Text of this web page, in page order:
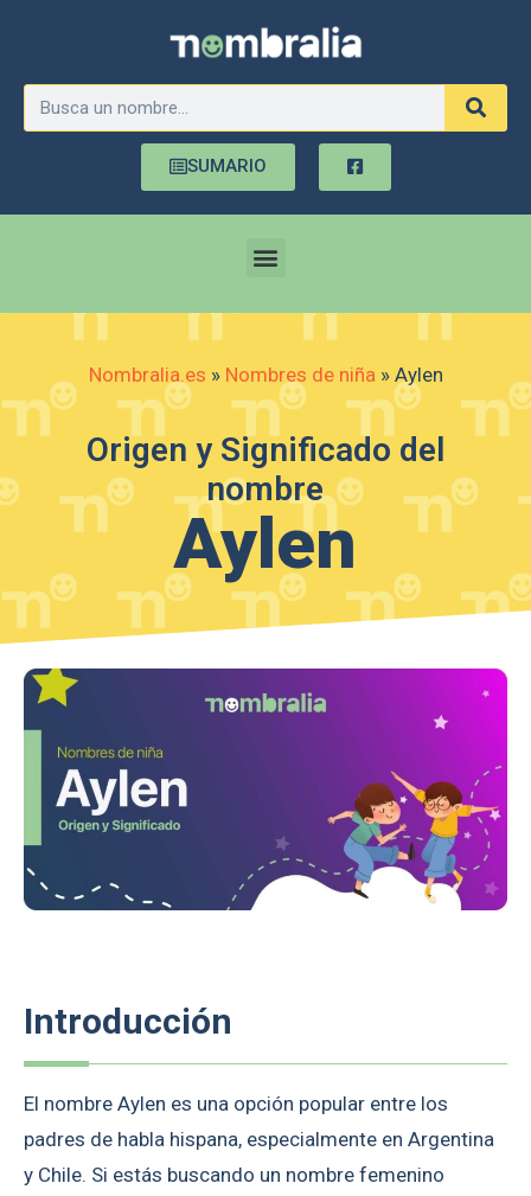
SUMARIO
Nombralia.es » Nombres de niña » Aylen
Origen y Significado del
nombre
Aylen
Introducción
El nombre Aylen es una opción popular entre los
padres de habla hispana, especialmente en Argentina
y Chile. Si estás buscando un nombre femenino